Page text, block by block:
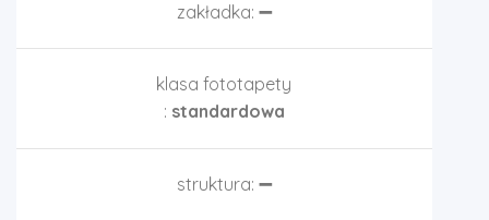
zakładka: ➖
klasa fototapety
: standardowa
struktura: ➖